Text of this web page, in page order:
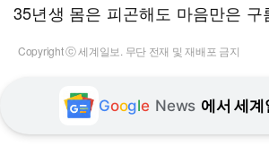
35년생 몸은 피곤해도 마음만은 구
Copyright ⓒ 세계일보. 무단 전재 및 재배포 금지
Google News 에서 세계